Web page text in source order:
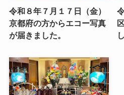
令和８年７月１７日（金）
京都府の方からエコー写真
が届きました。